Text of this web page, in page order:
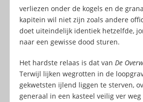
verliezen onder de kogels en de
kapitein wil niet zijn zoals andere
doet uiteindelijk identiek hetzelfde,
naar een gewisse dood sturen.
Het hardste relaas is dat van De
Terwijl lijken wegrotten in de
gekwetsten ijlend liggen te sterven,
generaal in een kasteel veilig ver